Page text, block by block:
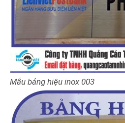
Mẫu bảng hiệu inox 003